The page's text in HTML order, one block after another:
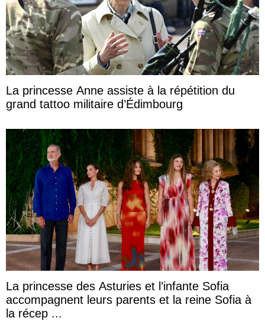
La princesse Anne assiste à la répétition du
grand tattoo militaire d’Édimbourg
La princesse des Asturies et l’infante Sofia
accompagnent leurs parents et la reine Sofia à
la récep ...